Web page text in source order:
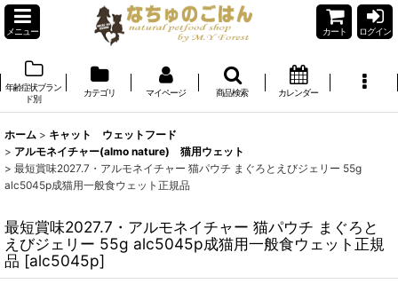
メニュー カート ログイン
年齢症状ブラン
ド別
カテゴリ マイページ 商品検索 カレンダー
ホーム > キャット ウェットフード
> アルモネイチャー(almo nature) 猫用ウェット
> 最短賞味2027.7・アルモネイチャー 猫パウチ まぐろとえびジェリー 55g
alc5045p成猫用一般食ウェット正規品
最短賞味2027.7・アルモネイチャー 猫パウチ まぐろと
えびジェリー 55g alc5045p成猫用一般食ウェット正規
品 [alc5045p]